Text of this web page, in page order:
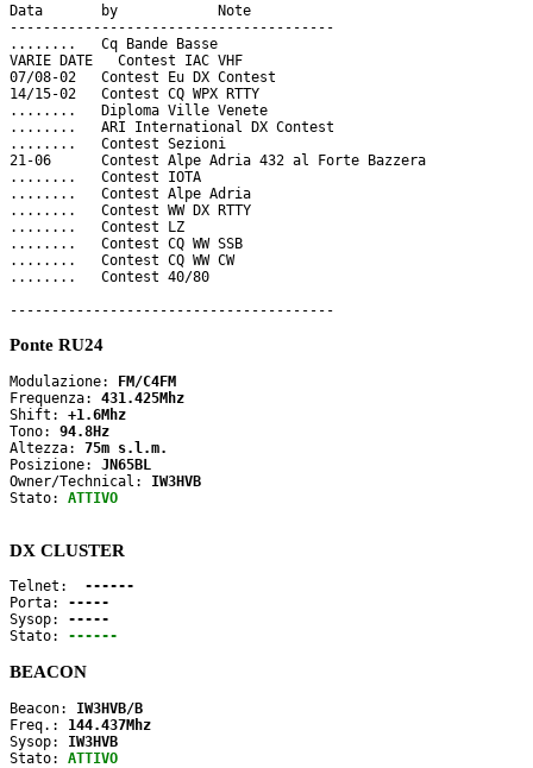
Data       by     	 Note
---------------------------------------
........   Cq Bande Basse
VARIE DATE   Contest IAC VHF
07/08-02   Contest Eu DX Contest
14/15-02   Contest CQ WPX RTTY
........   Diploma Ville Venete
........   ARI International DX Contest
........   Contest Sezioni
21-06      Contest Alpe Adria 432 al Forte Bazzera
........   Contest IOTA
........   Contest Alpe Adria
........   Contest WW DX RTTY
........   Contest LZ
........   Contest CQ WW SSB
........   Contest CQ WW CW
........   Contest 40/80
Ponte RU24
Modulazione:
FM/C4FM
Frequenza: 431.425Mhz
Shift: +1.6Mhz
Tono: 94.8Hz
Altezza: 75m s.l.m.
Posizione: JN65BL
Owner/Technical: IW3HVB
Stato: ATTIVO
DX CLUSTER
Telnet:
------
Porta: -----
Sysop: -----
Stato: ------
BEACON
Beacon: IW3HVB/B
Freq.: 144.437Mhz
Sysop: IW3HVB
Stato: ATTIVO